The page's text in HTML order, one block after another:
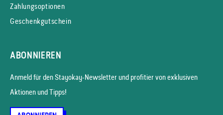
Zahlungsoptionen
Geschenkgutschein
ABONNIEREN
Anmeld für den Stayokay-News­letter und profitier von exklusiven
Aktionen und Tipps!